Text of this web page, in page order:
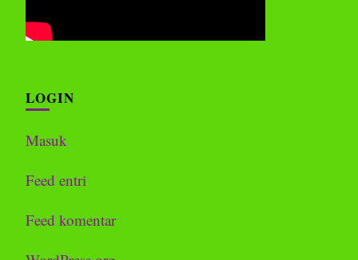
LOGIN
Masuk
Feed entri
Feed komentar